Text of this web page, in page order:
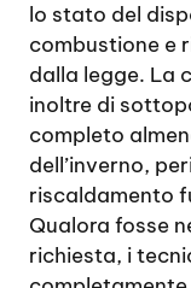
lo stato del
combustione e
dalla legge. La
inoltre di
completo
dell’inverno,
riscaldamento
Qualora fosse
richiesta, i